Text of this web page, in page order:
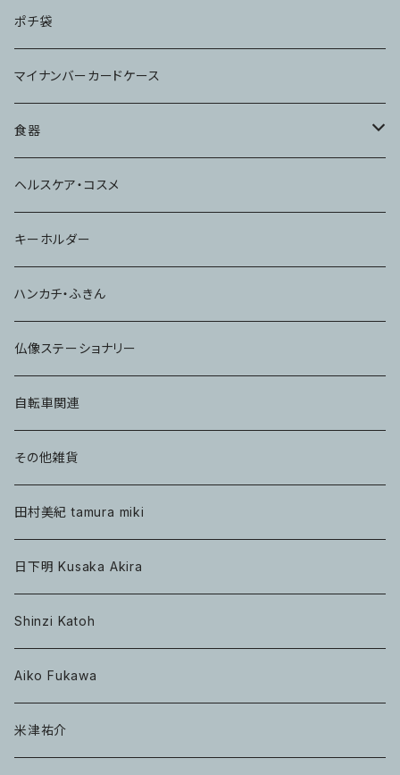
ポチ袋
マイナンバーカードケース
食器
コップ
ヘルスケア・コスメ
キーホルダー
ハンカチ・ふきん
仏像ステーショナリー
自転車関連
その他雑貨
田村美紀 tamura miki
日下明 Kusaka Akira
Shinzi Katoh
Aiko Fukawa
米津祐介